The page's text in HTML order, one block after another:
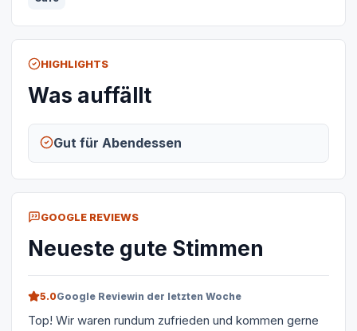
HIGHLIGHTS
Was auffällt
Gut für Abendessen
GOOGLE REVIEWS
Neueste gute Stimmen
5.0Google Reviewin der letzten Woche
Top! Wir waren rundum zufrieden und kommen gerne